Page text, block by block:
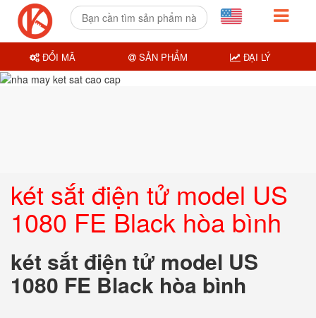
két sắt điện tử model US
1080 FE Black hòa bình
két sắt điện tử model US
1080 FE Black hòa bình
ĐỔI MÃ SẢN PHẨM ĐẠI LÝ